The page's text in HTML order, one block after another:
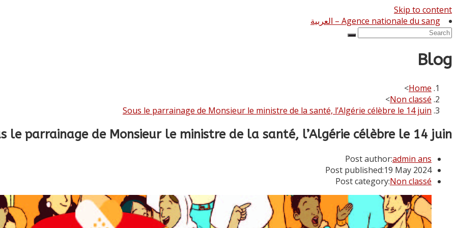
Skip to content
Agence nationale du sang – العربية
Blog
Home
>
Non classé
>
Sous le parrainage de Monsieur le ministre de la santé, l’Algérie célèbre le 14 juin
le parrainage de Monsieur le ministre de la santé, l’Algérie célèbre le 14 juin
Post author:admin ans
Post published:19 May 2024
Post category:Non classé